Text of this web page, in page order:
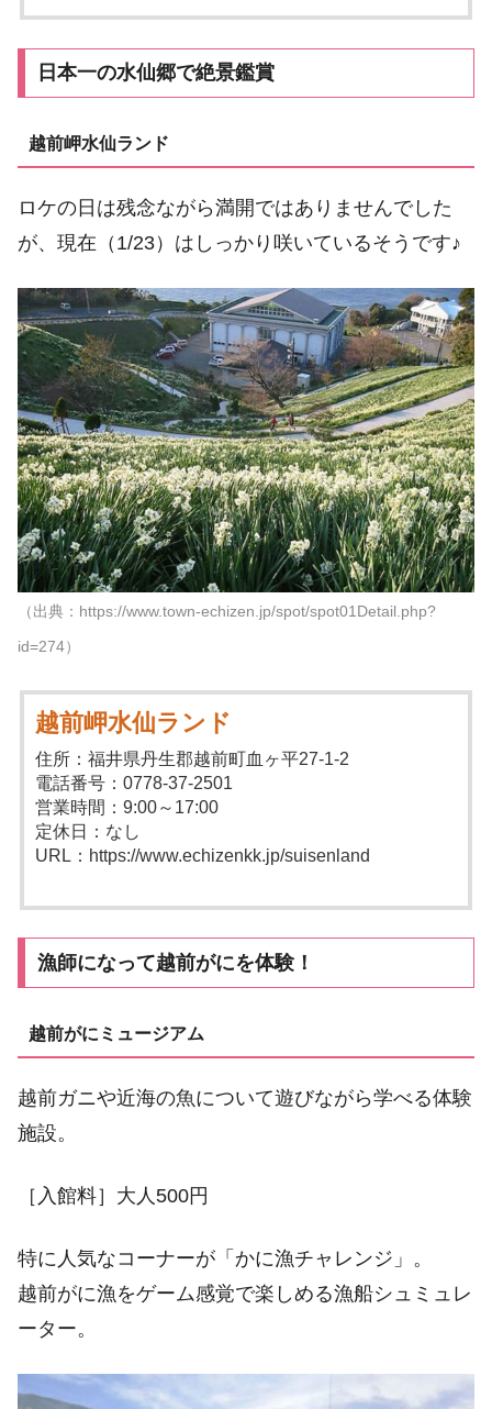
日本一の水仙郷で絶景鑑賞
越前岬水仙ランド
ロケの日は残念ながら満開ではありませんでした
が、現在（1/23）はしっかり咲いているそうです♪
（出典：https://www.town-echizen.jp/spot/spot01Detail.php?
id=274）
越前岬水仙ランド
住所：福井県丹生郡越前町血ヶ平27-1-2
電話番号：0778-37-2501
営業時間：9:00～17:00
定休日：なし
URL：https://www.echizenkk.jp/suisenland
漁師になって越前がにを体験！
越前がにミュージアム
越前ガニや近海の魚について遊びながら学べる体験
施設。
［入館料］大人500円
特に人気なコーナーが「かに漁チャレンジ」。
越前がに漁をゲーム感覚で楽しめる漁船シュミュレ
ーター。